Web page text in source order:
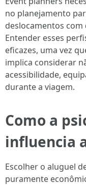
no planejamento
deslocamentos
Entender esses
eficazes, uma vez
implica considerar
acessibilidade,
durante a viagem.
Como a
influencia
Escolher o aluguel
puramente